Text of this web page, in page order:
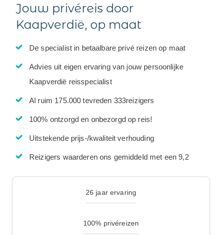
Jouw privéreis door
Kaapverdië, op maat
De specialist in betaalbare privé reizen op maat
Advies uit eigen ervaring van jouw persoonlijke
Kaapverdië reisspecialist
Al ruim 175.000 tevreden 333reizigers
100% ontzorgd en onbezorgd op reis!
Uitstekende prijs-/kwaliteit verhouding
Reizigers waarderen ons gemiddeld met een 9,2
26 jaar ervaring
100% privéreizen